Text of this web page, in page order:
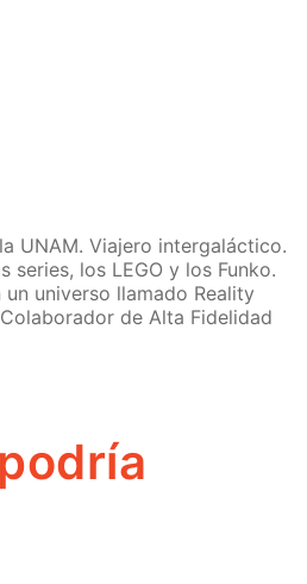
UNAM. Viajero intergaláctico.
series, los LEGO y los Funko.
universo llamado Reality
de Alta Fidelidad